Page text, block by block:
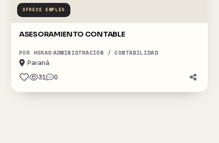
OFRECE EMPLEO
ASESORAMIENTO CONTABLE
POR HORAS ADMINISTRACIÓN / CONTABILIDAD
Paraná
31 0